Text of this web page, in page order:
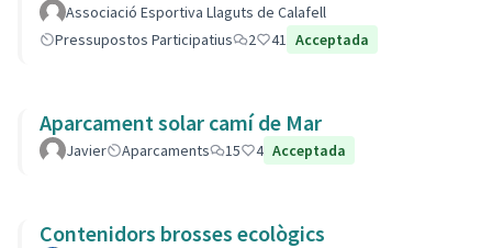
Associació Esportiva Llaguts de Calafell
Pressupostos Participatius
2 41 Acceptada
Aparcament solar camí de Mar
Javier Aparcaments 15 4 Acceptada
Contenidors brosses ecològics